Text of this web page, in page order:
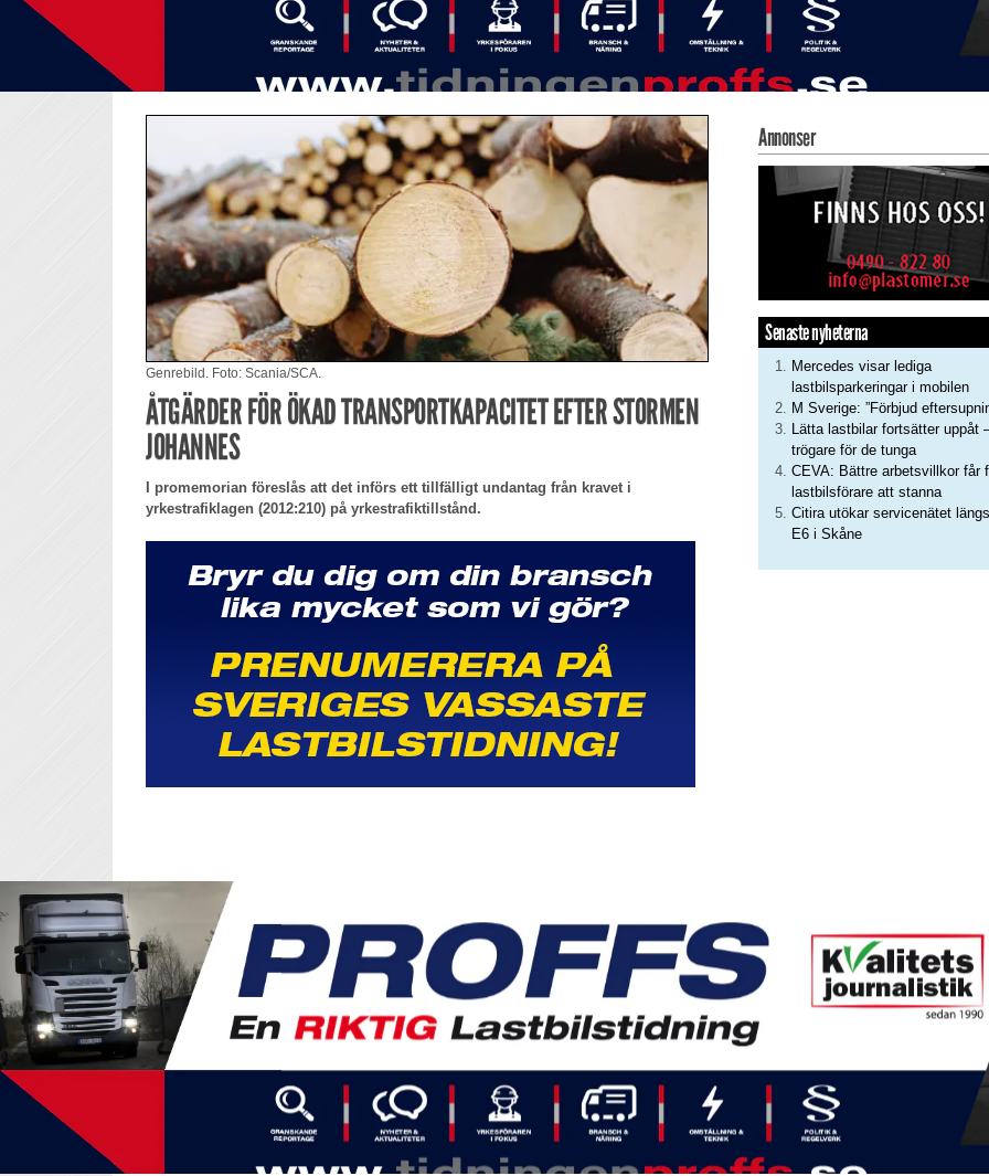
Genrebild. Foto: Scania/SCA.
ÅTGÄRDER FÖR ÖKAD TRANSPORTKAPACITET EFTER STORMEN
JOHANNES
I promemorian föreslås att det införs ett tillfälligt undantag från kravet i
yrkestrafiklagen (2012:210) på yrkestrafiktillstånd.
Annonser
Senaste nyheterna
Mercedes visar lediga
lastbilsparkeringar i mobilen
M Sverige: ”Förbjud
Lätta lastbilar fortsätter uppåt
trögare för de tunga
CEVA: Bättre arbetsvillkor får
lastbilsförare att stanna
Citira utökar servicenätet längs
E6 i Skåne